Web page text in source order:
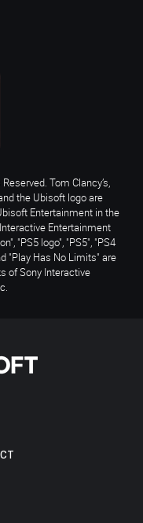
Tom Clancy’s,
the Ubisoft logo are
Entertainment in the
Entertainment
"PS5 logo", "PS5", "PS4
"Play Has No Limits" are
of Sony Interactive